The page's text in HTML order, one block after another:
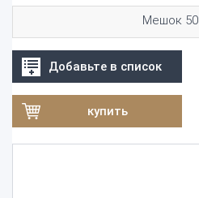
Мешок 50
Добавьте в список
купить